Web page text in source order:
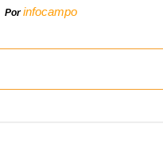
Porinfocampo